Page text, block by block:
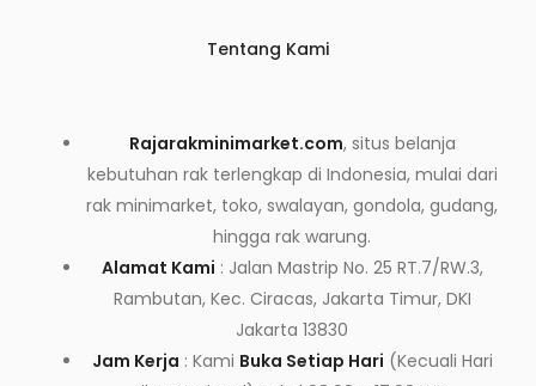
Tentang Kami
Rajarakminimarket.com, situs belanja
kebutuhan rak terlengkap di Indonesia, mulai dari
rak minimarket, toko, swalayan, gondola, gudang,
hingga rak warung.
Alamat Kami : Jalan Mastrip No. 25 RT.7/RW.3,
Rambutan, Kec. Ciracas, Jakarta Timur, DKI
Jakarta 13830
Jam Kerja : Kami Buka Setiap Hari (Kecuali Hari